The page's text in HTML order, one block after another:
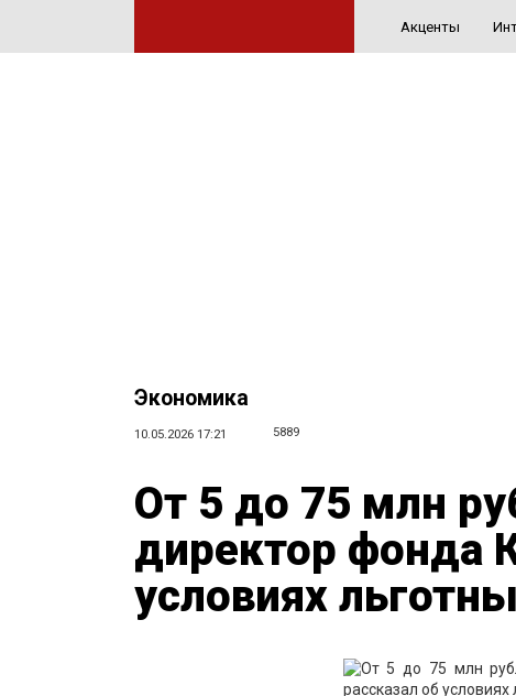
Акценты
Экономика
10.05.2026 17:21 5889
От 5 до 75 млн
директор фонда
условиях